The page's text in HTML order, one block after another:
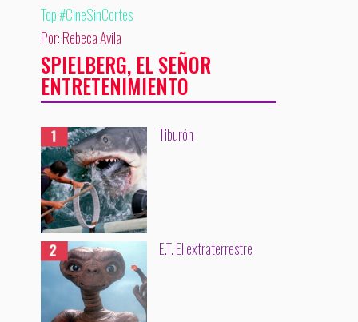
Top #CineSinCortes
Por: Rebeca Avila
SPIELBERG, EL SEÑOR
ENTRETENIMIENTO
Tiburón
E.T. El extraterrestre